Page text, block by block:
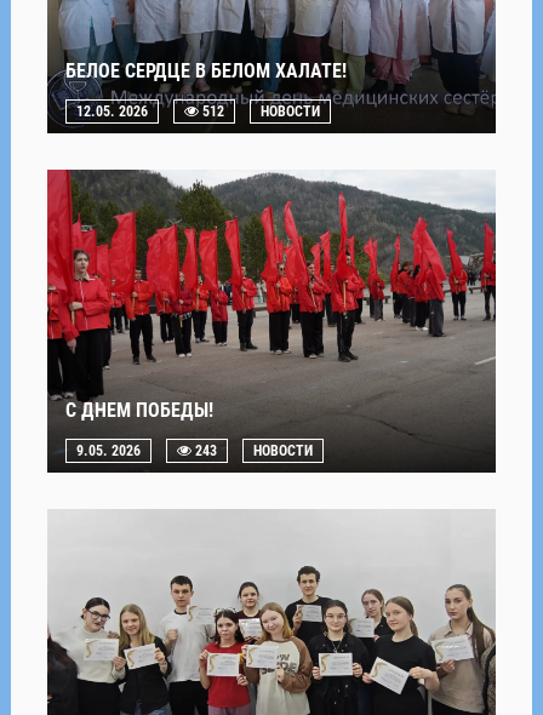
БЕЛОЕ СЕРДЦЕ В БЕЛОМ ХАЛАТЕ!
12.05. 2026 512 НОВОСТИ
С ДНЕМ ПОБЕДЫ!
9.05. 2026 243 НОВОСТИ